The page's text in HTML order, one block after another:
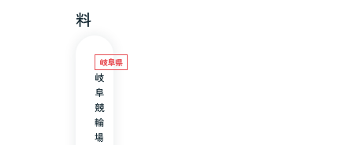
料
岐阜県
岐
阜
競
輪
場